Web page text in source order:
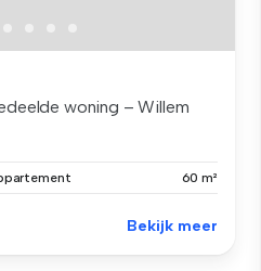
woning – Willem
60 m²
Bekijk meer